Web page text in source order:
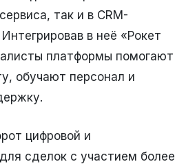
так и в CRM-
в неё «Рокет
платформы помогают
обучают персонал и
цифровой и
сделок с участием более